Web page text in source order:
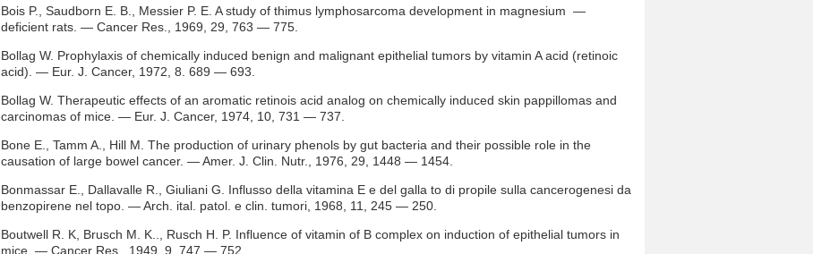
Bois P., Saudborn E. В., Messier P. E. A study of thimus lymphosarcoma development in magnesium —
deficient rats. — Cancer Res., 1969, 29, 763 — 775.
Bollag W. Prophylaxis of chemically induced benign and malignant epithelial tumors by vitamin A acid (retinoic
acid). — Eur. J. Cancer, 1972, 8. 689 — 693.
Bollag W. Therapeutic effects of an aromatic retinois acid analog on chemically induced skin pappillomas and
carcinomas of mice. — Eur. J. Cancer, 1974, 10, 731 — 737.
Bone E., Tamm A., Hill M. The production of urinary phenols by gut bacteria and their possible role in the
causation of large bowel cancer. — Amer. J. Clin. Nutr., 1976, 29, 1448 — 1454.
Bonmassar E., Dallavalle R., Giuliani G. Influsso della vitamina E e del galla to di propile sulla cancerogenesi da
benzopirene nel topo. — Arch. ital. patol. e clin. tumori, 1968, 11, 245 — 250.
Boutwell R. K, Brusch M. K.., Rusch H. P. Influence of vitamin of В complex on induction of epithelial tumors in
mice. — Cancer Res., 1949, 9, 747 — 752.